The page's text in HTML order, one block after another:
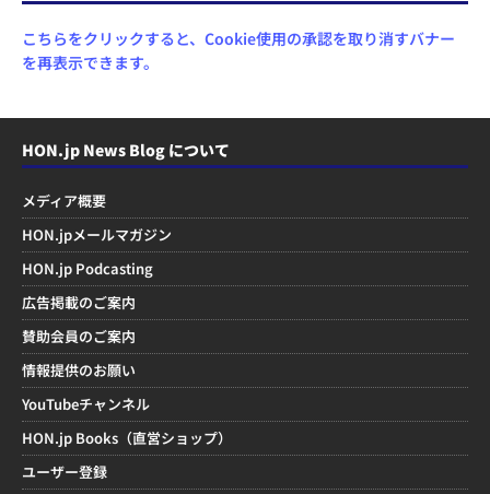
こちらをクリックすると、Cookie使用の承認を取り消すバナー
を再表示できます。
HON.jp News Blog について
メディア概要
HON.jpメールマガジン
HON.jp Podcasting
広告掲載のご案内
賛助会員のご案内
情報提供のお願い
YouTubeチャンネル
HON.jp Books（直営ショップ）
ユーザー登録